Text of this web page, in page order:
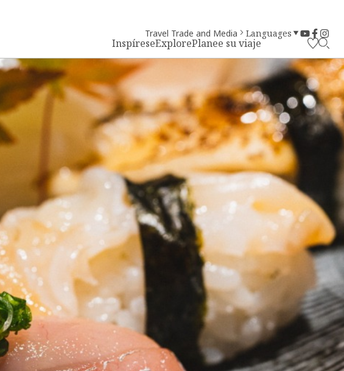
InspíreseExplorePlanee su viaje
Travel Trade and Media Languages